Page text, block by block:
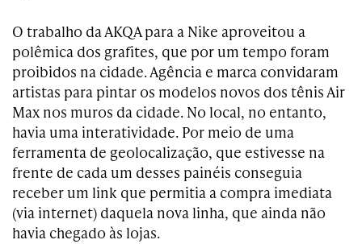
O trabalho da AKQA para a Nike aproveitou a
polêmica dos grafites, que por um tempo foram
proibidos na cidade. Agência e marca convidaram
artistas para pintar os modelos novos dos tênis Air
Max nos muros da cidade. No local, no entanto,
havia uma interatividade. Por meio de uma
ferramenta de geolocalização, que estivesse na
frente de cada um desses painéis conseguia
receber um link que permitia a compra imediata
(via internet) daquela nova linha, que ainda não
havia chegado às lojas.